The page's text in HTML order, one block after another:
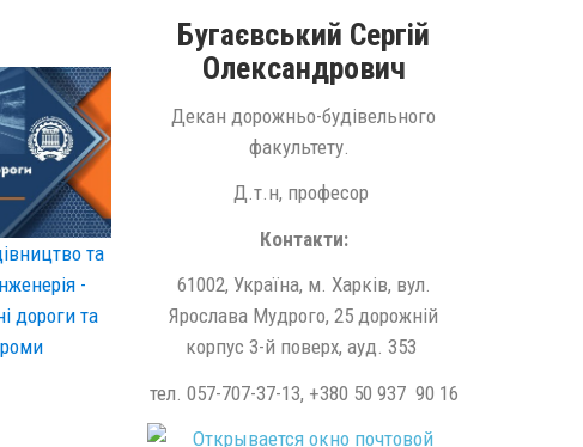
та
-
дороги та
Бугаєвський Сергій
Олександрович
Декан дорожньо-будівельного
факультету.
Д.т.н, професор
Контакти:
61002, Україна, м. Харків, вул.
Ярослава Мудрого, 25 дорожній
корпус 3-й поверх, ауд. 353
тел. 057-707-37-13, +380 50 937 90 16